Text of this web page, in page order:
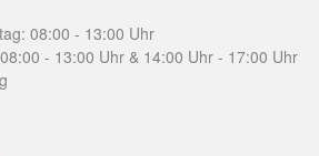
08:00 - 13:00 Uhr
- 13:00 Uhr & 14:00 Uhr - 17:00 Uhr